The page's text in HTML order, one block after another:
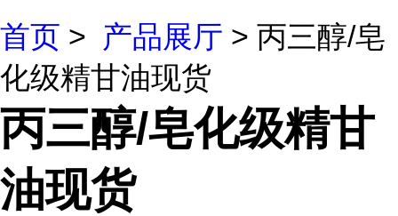
首页 > 产品展厅 > 丙三醇/皂
化级精甘油现货
丙三醇/皂化级精甘
油现货